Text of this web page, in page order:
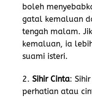
boleh
gatal kemaluan
tengah malam.
kemaluan, ia
suami isteri.
2. Sihir Cinta:
perhatian atau